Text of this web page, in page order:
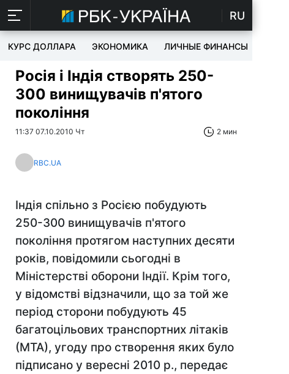
RU
КУРС ДОЛЛАРА ЭКОНОМИКА ЛИЧНЫЕ ФИНАНСЫ
Росія і Індія створять 250-
300 винищувачів п'ятого
покоління
11:37 07.10.2010 Чт 2 мин
RBC.UA
Індія спільно з Росією побудують
250-300 винищувачів п'ятого
покоління протягом наступних десяти
років, повідомили сьогодні в
Міністерстві оборони Індії. Крім того,
у відомстві відзначили, що за той же
період сторони побудують 45
багатоцільових транспортних літаків
(МТА), угоду про створення яких було
підписано у вересні 2010 р., передає